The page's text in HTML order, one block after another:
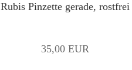
Rubis Pinzette gerade, rostfrei
35,00 EUR